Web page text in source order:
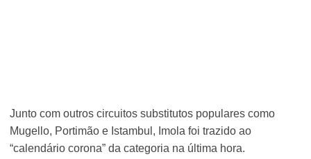
Junto com outros circuitos substitutos populares como
Mugello, Portimão e Istambul, Imola foi trazido ao
“calendário corona” da categoria na última hora.